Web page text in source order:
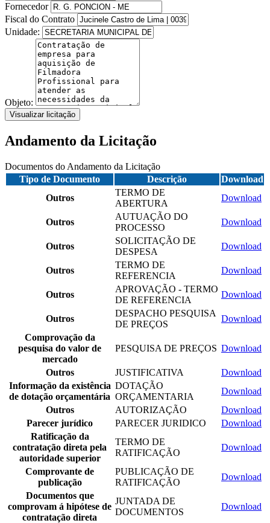
Fornecedor
Fiscal do Contrato
Unidade:
Objeto:
Visualizar licitação
Andamento da Licitação
Documentos do Andamento da Licitação
Tipo de Documento
Descrição
Download
Outros
TERMO DE
ABERTURA
Download
Outros
AUTUAÇÃO DO
PROCESSO
Download
Outros
SOLICITAÇÃO DE
DESPESA
Download
Outros
TERMO DE
REFERENCIA
Download
Outros
APROVAÇÃO - TERMO
DE REFERENCIA
Download
Outros
DESPACHO PESQUISA
DE PREÇOS
Download
Comprovação da
pesquisa do valor de
mercado
PESQUISA DE PREÇOS Download
Outros JUSTIFICATIVA
Download
Informação da existência
de dotação orçamentária
DOTAÇÃO
ORÇAMENTARIA
Download
Outros
AUTORIZAÇÃO
Download
Parecer jurídico
PARECER JURIDICO
Download
Ratificação da
contratação direta pela
autoridade superior
TERMO DE
RATIFICAÇÃO
Download
Comprovante de
publicação
PUBLICAÇÃO DE
RATIFICAÇÃO
Download
Documentos que
comprovam á hipótese de
contratação direta
JUNTADA DE
DOCUMENTOS
Download